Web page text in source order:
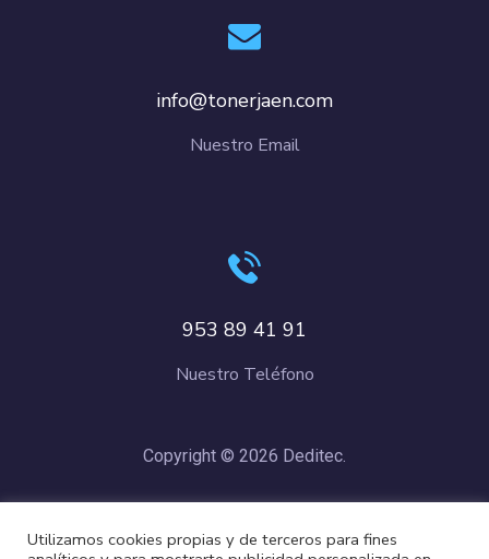
info@tonerjaen.com
Nuestro Email
953 89 41 91
Nuestro Teléfono
Copyright © 2026 Deditec.
Cookies
Utilizamos cookies propias y de terceros para fines